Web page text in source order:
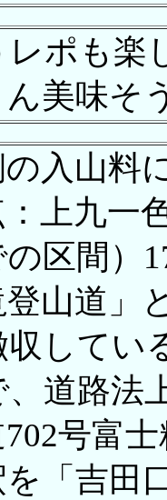
レポも楽
美味そ
入山料
：上九一
区間）
登山道」
収して
道路法
号富
を「吉田